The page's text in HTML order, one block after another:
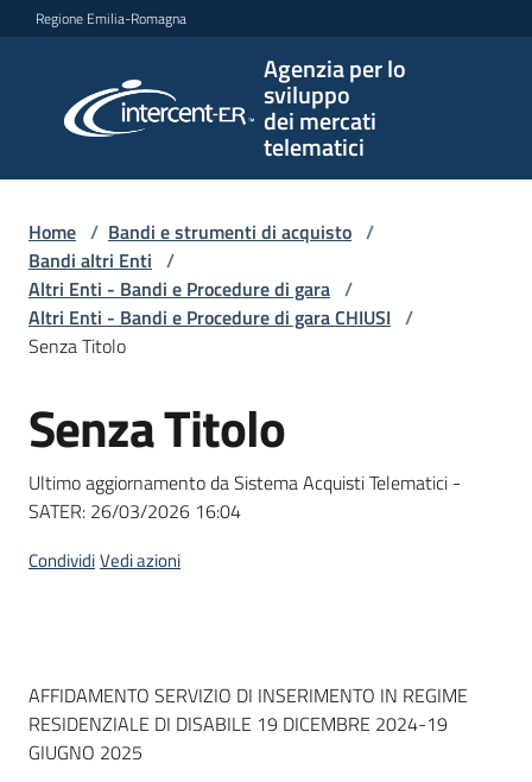
Vai al contenuto
Vai alla navigazione
Vai al footer
Regione Emilia-Romagna
Agenzia per lo
sviluppo
dei mercati
telematici
per lo
sviluppo
telematici
L'Agenzia
Bandi
strumenti
di
acquisto
Piattaforme
telematiche
Home / Bandi e strumenti di acquisto /
Bandi altri Enti /
Altri Enti - Bandi e Procedure di gara /
Altri Enti - Bandi e Procedure di gara CHIUSI /
Senza Titolo
Salta al contenuto
Senza Titolo
Ultimo aggiornamento da Sistema Acquisti Telematici -
SATER: 26/03/2026 16:04
CondividiVedi azioni
Dati del bando
AFFIDAMENTO SERVIZIO DI INSERIMENTO IN REGIME
RESIDENZIALE DI DISABILE 19 DICEMBRE 2024-19
GIUGNO 2025